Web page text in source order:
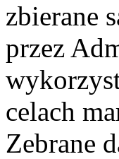
zbierane
przez
celach
Zebrane